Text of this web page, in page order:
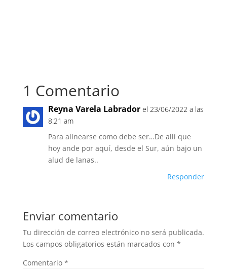
1 Comentario
Reyna Varela Labrador el 23/06/2022 a las
8:21 am
Para alinearse como debe ser…De allí que
hoy ande por aquí, desde el Sur, aún bajo un
alud de lanas..
Responder
Enviar comentario
Tu dirección de correo electrónico no será publicada.
Los campos obligatorios están marcados con *
Comentario *